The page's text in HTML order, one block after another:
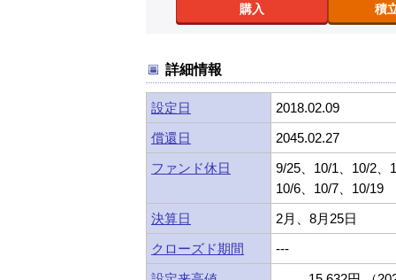
購入 積
詳細情報
設定日
2018.02.09
償還日
2045.02.27
ファンド休日
9/25、10/1、10/2、
10/6、10/7、10/19
決算日
2月、8月25日
クローズド期間
---